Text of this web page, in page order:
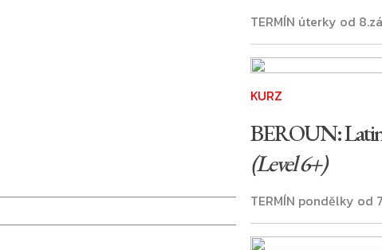
TERMÍN úterky od
KURZ
BEROUN:
(Level 6+)
TERMÍN pondělky od